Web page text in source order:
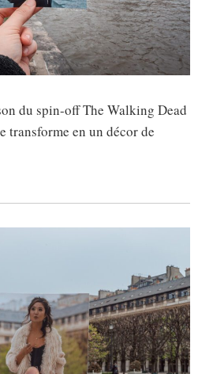
du spin-off The Walking Dead
transforme en un décor de